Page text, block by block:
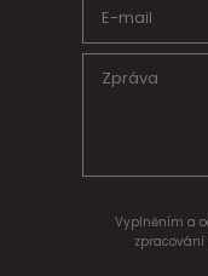
Vyplněním a
zpracování